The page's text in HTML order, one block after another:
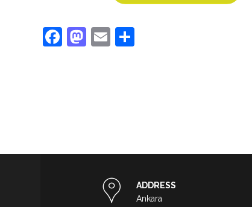
Facebook
Mastodon
Email
ADDRESS
Ankara